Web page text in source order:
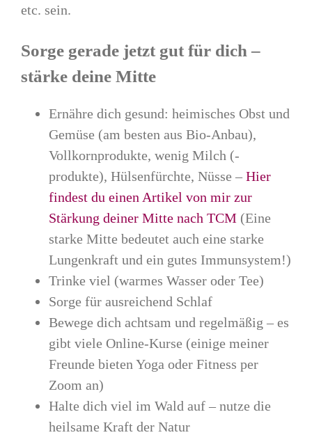
etc. sein.
Sorge gerade jetzt gut für dich –
stärke deine Mitte
Ernähre dich gesund: heimisches Obst und
Gemüse (am besten aus Bio-Anbau),
Vollkornprodukte, wenig Milch (-
produkte), Hülsenfürchte, Nüsse – Hier
findest du einen Artikel von mir zur
Stärkung deiner Mitte nach TCM (Eine
starke Mitte bedeutet auch eine starke
Lungenkraft und ein gutes Immunsystem!)
Trinke viel (warmes Wasser oder Tee)
Sorge für ausreichend Schlaf
Bewege dich achtsam und regelmäßig – es
gibt viele Online-Kurse (einige meiner
Freunde bieten Yoga oder Fitness per
Zoom an)
Halte dich viel im Wald auf – nutze die
heilsame Kraft der Natur